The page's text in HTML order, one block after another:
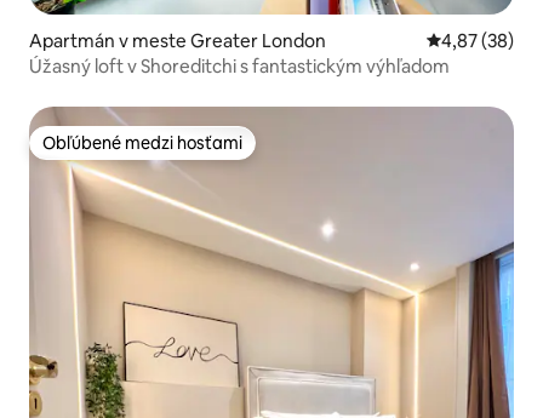
Apartmán v meste Greater London Priemerné
4,87 (38)
Úžasný loft v Shoreditchi s fantastickým výhľadom
Obľúbené medzi hosťami
Obľúbené medzi hosťami